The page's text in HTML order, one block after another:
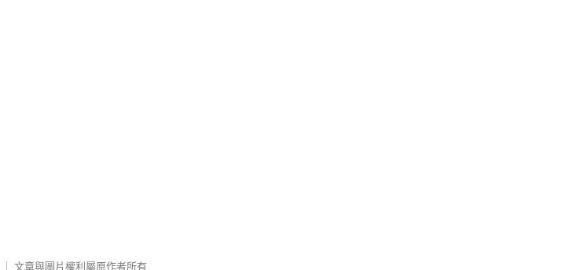
文章與圖片權利屬原作者所有